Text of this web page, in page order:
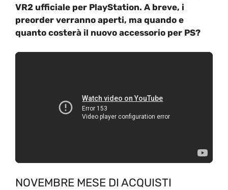
VR2 ufficiale per PlayStation. A breve, i
preorder verranno aperti, ma quando e
quanto costerà il nuovo accessorio per PS?
NOVEMBRE MESE DI ACQUISTI